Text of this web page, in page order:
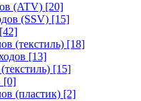
(ATV) [20]
(SSV) [15]
[42]
(текстиль) [18]
[13]
[15]
[0]
(пластик) [2]